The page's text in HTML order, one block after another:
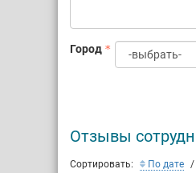
Город
Отзывы
Сортировать: По дате